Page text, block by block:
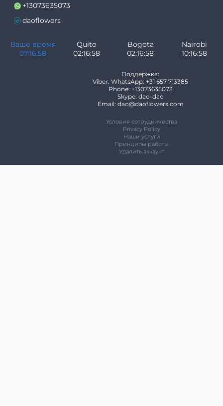
+13073635073
daoflowers
Ваше время
07:16:59
Quito
02:16:59
Bogota
02:16:59
Nairobi
10:16:59
Поддержка:
Viber, WhatsApp: +31 657 713385
Phone: +13073635073
Skype: dao-dao
Email: dao@daoflowers.com
Условия сотрудничества
Privacy Policy
Наши услуги
Принципы работы
Удалить аккаунт